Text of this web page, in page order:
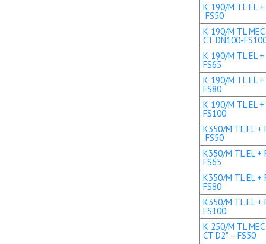
K 190/M TL EL +
FS50
K 190/M TL MEC
CT DN100-
K 190/M TL EL +
FS65
K 190/M TL EL +
FS80
K 190/M TL EL
FS100
K350/M TL EL +
FS50
K350/M TL EL +
FS65
K350/M TL EL +
FS80
K350/M TL EL +
FS100
K 250/M TL MEC
CT D2" – FS50